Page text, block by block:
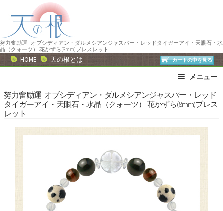
ー
シ
ョ
へ
ス
キ
ン
ツ
へ
キ
ッ
プ
努力奮励運 | オブシディアン・ダルメシアンジャスパー・レッドタイガーアイ・天眼石・水
晶（クォーツ） 花かずら(8mm)ブレスレット
HOME 天の根とは カートの中を見る
メニュー
ブレスレット
ストラップ
ネックレス
ピアス・イヤリング
誕生石で選ぶ
色で選ぶ
星座石で選ぶ
パワーストーン一覧
努力奮励運 | オブシディアン・ダルメシアンジャスパー・レッド
タイガーアイ・天眼石・水晶（クォーツ） 花かずら(8mm)ブレス
レット